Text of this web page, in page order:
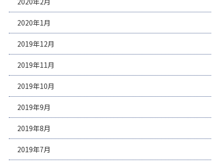
2020年1月
2019年12月
2019年11月
2019年10月
2019年9月
2019年8月
2019年7月